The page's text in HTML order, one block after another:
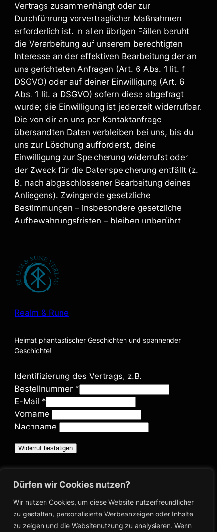
Dürfen wir Cookies nutzen?
Wir nutzen Cookies, um diese Website nutzerfreundlicher
zu gestalten, personalisierte Werbeanzeigen oder Inhalte
zu zeigen und die Websitenutzung zu analysieren. Wenn
Vertrags zusammenhängt oder zur
Durchführung vorvertraglicher Maßnahmen
erforderlich ist. In allen übrigen Fällen beruht
die Verarbeitung auf unserem berechtigten
Interesse an der effektiven Bearbeitung der an
uns gerichteten Anfragen (Art. 6 Abs. 1 lit. f
DSGVO) oder auf deiner Einwilligung (Art. 6
Abs. 1 lit. a DSGVO) sofern diese abgefragt
wurde; die Einwilligung ist jederzeit widerrufbar.
Die von dir an uns per Kontaktanfrage
übersandten Daten verbleiben bei uns, bis du
uns zur Löschung aufforderst, deine
Einwilligung zur Speicherung widerrufst oder
der Zweck für die Datenspeicherung entfällt (z.
B. nach abgeschlossener Bearbeitung deines
Anliegens). Zwingende gesetzliche
Bestimmungen – insbesondere gesetzliche
Aufbewahrungsfristen – bleiben unberührt.
Realm & Rune
Heimat phantastischer Geschichten und spannender
Geschichte!
Identifizierung des Vertrags, z.B.
Bestellnummer *
E-Mail *
E
-
a
(
w
i
e
Vorname
Nachname
Widerruf bestätigen
Shop
Blog
Ausschreibungen
Über Impressum & Co